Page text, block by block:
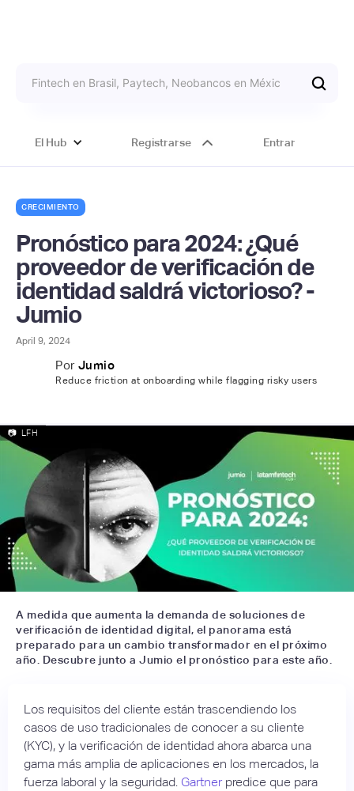
El Hub Registrarse Entrar
CRECIMIENTO
Pronóstico para 2024: ¿Qué
proveedor de verificación de
identidad saldrá victorioso? -
Jumio
April 9, 2024
Por Jumio
Reduce friction at onboarding while flagging risky users
📷 LFH
A medida que aumenta la demanda de soluciones de
verificación de identidad digital, el panorama está
preparado para un cambio transformador en el próximo
año. Descubre junto a Jumio el pronóstico para este año.
Los requisitos del cliente están trascendiendo los
casos de uso tradicionales de conocer a su cliente
(KYC), y la verificación de identidad ahora abarca una
gama más amplia de aplicaciones en los mercados, la
fuerza laboral y la seguridad. Gartnerpredice que para